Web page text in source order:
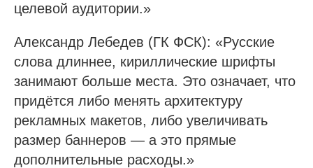
целевой аудитории.»
Александр Лебедев (ГК ФСК): «Русские
слова длиннее, кириллические шрифты
занимают больше места. Это означает, что
придётся либо менять архитектуру
рекламных макетов, либо увеличивать
размер баннеров — а это прямые
дополнительные расходы.»